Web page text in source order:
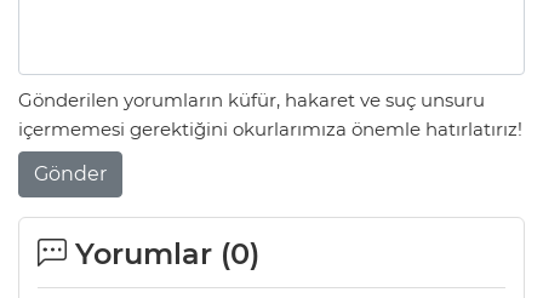
Gönderilen yorumların küfür, hakaret ve suç unsuru
içermemesi gerektiğini okurlarımıza önemle hatırlatırız!
Gönder
Yorumlar (0)